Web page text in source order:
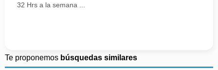
32 Hrs a la semana ...
Te proponemos búsquedas similares